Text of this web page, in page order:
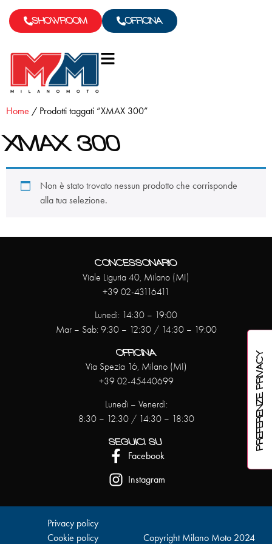
SHOWROOM OFFICINA
Home / Prodotti taggati “XMAX 300”
XMAX 300
Non è stato trovato nessun prodotto che corrisponde
alla tua selezione.
CONCESSONARIO
Viale Liguria 40, Milano (MI)
+39 02-43116411
Lunedì: 14:30 – 19:00
Mar – Sab: 9:30 – 12:30 / 14:30 – 19:00
OFFICINA
Via Spezia 16, Milano (MI)
+39 02-45440699
Lunedì – Venerdì:
8:30 – 12:30 / 14:30 – 18:30
SEGUICI SU
Facebook
Instagram
Privacy policy
Cookie policy
Copyright Milano Moto 2024